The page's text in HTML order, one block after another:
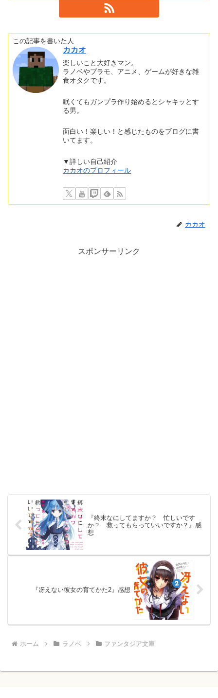
この記事を書いた人
カカオ
楽しいこと大好きマン。
ラノベやプラモ、アニメ、ゲームが好きな雑
食オタクです。
眠くてもガンプラ作り始めるとシャキッとす
る男。
面白い！楽しい！と感じたものをブログに書
いてます。
▼詳しい自己紹介
カカオのプロフィール
カカオ
スポンサーリンク
『終末なにしてますか？ 忙しいです
か？ 救ってもらっていいですか？』感
想
『冴えない彼女の育てかた2』感想
ホーム ラノベ ファンタジア文庫